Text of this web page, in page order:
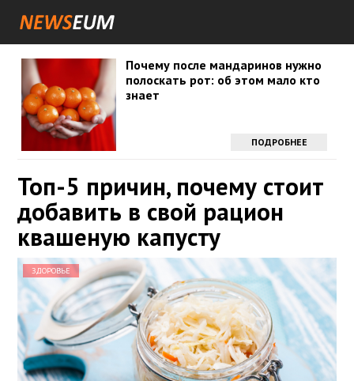
Почему после мандаринов нужно
полоскать рот: об этом мало кто
знает
ПОДРОБНЕЕ
Топ-5 причин, почему стоит
добавить в свой рацион
квашеную капусту
ЗДОРОВЬЕ